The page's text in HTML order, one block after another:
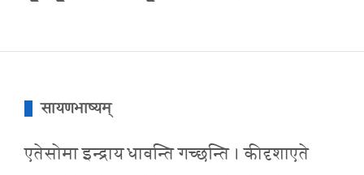
सायणभाष्यम्
एतेसोमा इन्द्राय धावन्ति गच्छन्ति । कीदृशाएते